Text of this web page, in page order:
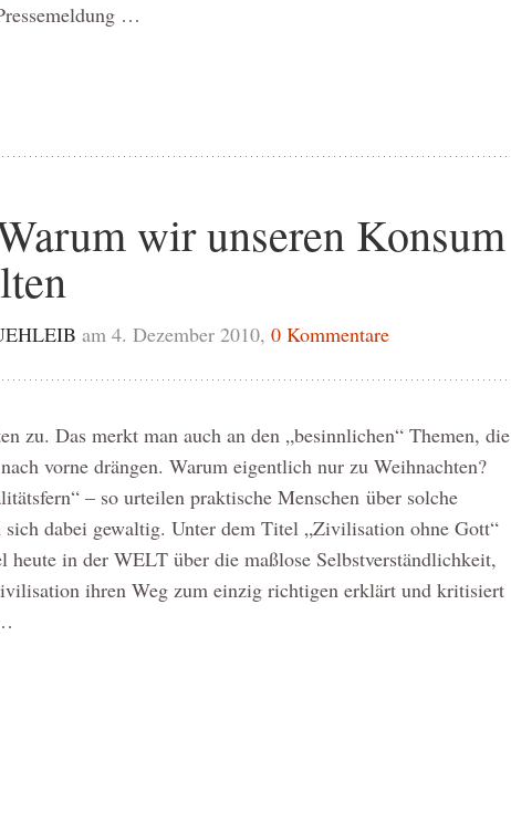
…
wir unseren Konsum
am 4. Dezember 2010, 0 Kommentare
zu. Das merkt man auch an den „besinnlichen“ Themen, die
vorne drängen. Warum eigentlich nur zu Weihnachten?
– so urteilen praktische Menschen über solche
sich dabei gewaltig. Unter dem Titel „Zivilisation ohne Gott“
heute in der WELT über die maßlose Selbstverständlichkeit,
ihren Weg zum einzig richtigen erklärt und kritisiert